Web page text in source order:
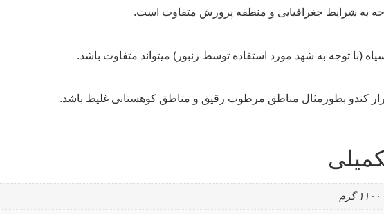
به شرایط جغرافیایی و منطقه پرورش متفاوت است.
(با توجه به شهد مورد استفاده توسط زنبور) میتواند متفاوت باشد.
کندو بطورمثال مناطق مرطوب رقیق و مناطق کوهستانی غلیظ باشد.
۱۱۰۰ گرم